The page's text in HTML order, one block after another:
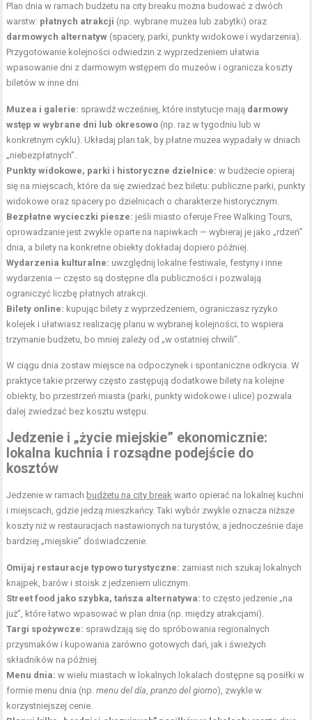
Plan dnia w ramach budżetu na city breaku można budować z dwóch
warstw: płatnych atrakcji (np. wybrane muzea lub zabytki) oraz
darmowych alternatyw (spacery, parki, punkty widokowe i wydarzenia).
Przygotowanie kolejności odwiedzin z wyprzedzeniem ułatwia
wpasowanie dni z darmowym wstępem do muzeów i ogranicza koszty
biletów w inne dni.
Muzea i galerie: sprawdź wcześniej, które instytucje mają darmowy
wstęp w wybrane dni lub okresowo (np. raz w tygodniu lub w
konkretnym cyklu). Układaj plan tak, by płatne muzea wypadały w dniach
„niebezpłatnych”.
Punkty widokowe, parki i historyczne dzielnice: w budżecie opieraj
się na miejscach, które da się zwiedzać bez biletu: publiczne parki, punkty
widokowe oraz spacery po dzielnicach o charakterze historycznym.
Bezpłatne wycieczki piesze: jeśli miasto oferuje Free Walking Tours,
oprowadzanie jest zwykle oparte na napiwkach — wybieraj je jako „rdzeń”
dnia, a bilety na konkretne obiekty dokładaj dopiero później.
Wydarzenia kulturalne: uwzględnij lokalne festiwale, festyny i inne
wydarzenia — często są dostępne dla publiczności i pozwalają
ograniczyć liczbę płatnych atrakcji.
Bilety online: kupując bilety z wyprzedzeniem, ograniczasz ryzyko
kolejek i ułatwiasz realizację planu w wybranej kolejności; to wspiera
trzymanie budżetu, bo mniej zależy od „w ostatniej chwili”.
W ciągu dnia zostaw miejsce na odpoczynek i spontaniczne odkrycia. W
praktyce takie przerwy często zastępują dodatkowe bilety na kolejne
obiekty, bo przestrzeń miasta (parki, punkty widokowe i ulice) pozwala
dalej zwiedzać bez kosztu wstępu.
Jedzenie i „życie miejskie” ekonomicznie:
lokalna kuchnia i rozsądne podejście do
kosztów
Jedzenie w ramach budżetu na city break warto opierać na lokalnej kuchni
i miejscach, gdzie jedzą mieszkańcy. Taki wybór zwykle oznacza niższe
koszty niż w restauracjach nastawionych na turystów, a jednocześnie daje
bardziej „miejskie” doświadczenie.
Omijaj restauracje typowo turystyczne: zamiast nich szukaj lokalnych
knajpek, barów i stoisk z jedzeniem ulicznym.
Street food jako szybka, tańsza alternatywa: to często jedzenie „na
już”, które łatwo wpasować w plan dnia (np. między atrakcjami).
Targi spożywcze: sprawdzają się do spróbowania regionalnych
przysmaków i kupowania zarówno gotowych dań, jak i świeżych
składników na później.
Menu dnia: w wielu miastach w lokalnych lokalach dostępne są posiłki w
formie menu dnia (np.menu del día,pranzo del giorno), zwykle w
korzystniejszej cenie.